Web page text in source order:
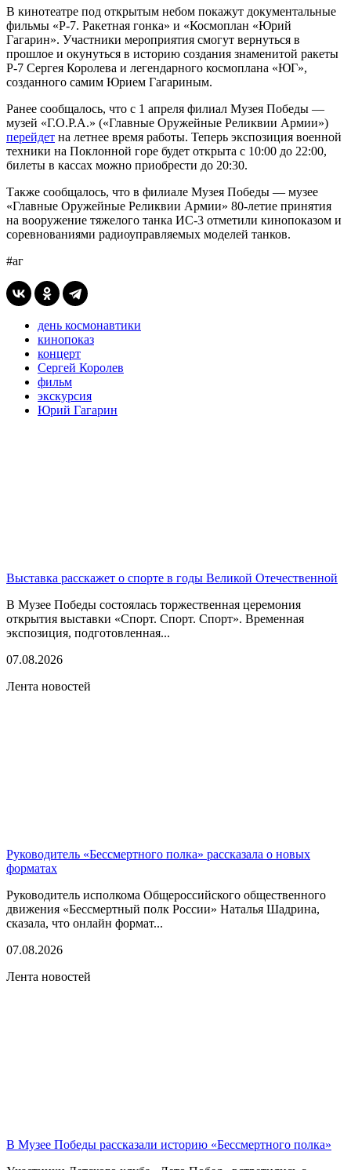
В кинотеатре под открытым небом покажут документальные
фильмы «Р-7. Ракетная гонка» и «Космоплан «Юрий
Гагарин». Участники мероприятия смогут вернуться в
прошлое и окунуться в историю создания знаменитой ракеты
Р-7 Сергея Королева и легендарного космоплана «ЮГ»,
созданного самим Юрием Гагариным.
Ранее сообщалось, что с 1 апреля филиал Музея Победы —
музей «Г.О.Р.А.» («Главные Оружейные Реликвии Армии»)
перейдет на летнее время работы. Теперь экспозиция военной
техники на Поклонной горе будет открыта с 10:00 до 22:00,
билеты в кассах можно приобрести до 20:30.
Также сообщалось, что в филиале Музея Победы — музее
«Главные Оружейные Реликвии Армии» 80-летие принятия
на вооружение тяжелого танка ИС-3 отметили кинопоказом и
соревнованиями радиоуправляемых моделей танков.
#аг
день космонавтики
кинопоказ
концерт
Сергей Королев
фильм
экскурсия
Юрий Гагарин
Выставка расскажет о спорте в годы Великой Отечественной
В Музее Победы состоялась торжественная церемония
открытия выставки «Спорт. Спорт. Спорт». Временная
экспозиция, подготовленная...
07.08.2026
Лента новостей
Руководитель «Бессмертного полка» рассказала о новых
форматах
Руководитель исполкома Общероссийского общественного
движения «Бессмертный полк России» Наталья Шадрина,
сказала, что онлайн формат...
07.08.2026
Лента новостей
В Музее Победы рассказали историю «Бессмертного полка»